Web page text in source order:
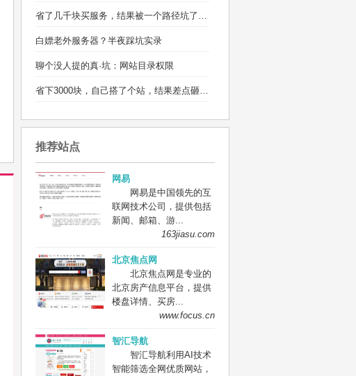
省了几千块买服务，结果被一个路径坑了两宿
白嫖老外服务器？半夜踩坑实录
聊个没人提的真·坑：网站目录权限
省下3000块，自己搭了个站，结果差点砸电脑
推荐站点
网易
网易是中国领先的互
联网技术公司，提供包括
新闻、邮箱、游...
163jiasu.com
北京焦点网
北京焦点网是专业的
北京房产信息平台，提供
楼盘详情、买房...
www.focus.cn
智汇导航
智汇导航利用AI技术
智能筛选全网优质网站，